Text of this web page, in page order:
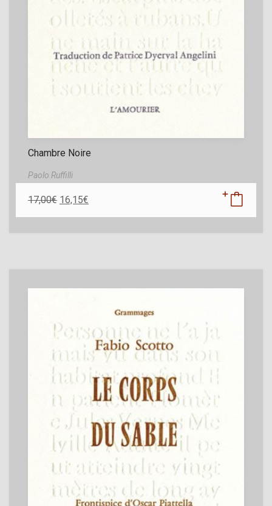
Chambre Noire
Paolo Ruffilli
17,00€ 16,15€